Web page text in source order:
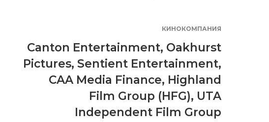
КИНОКОМПАНИЯ
Canton Entertainment, Oakhurst
Pictures, Sentient Entertainment,
CAA Media Finance, Highland
Film Group (HFG), UTA
Independent Film Group